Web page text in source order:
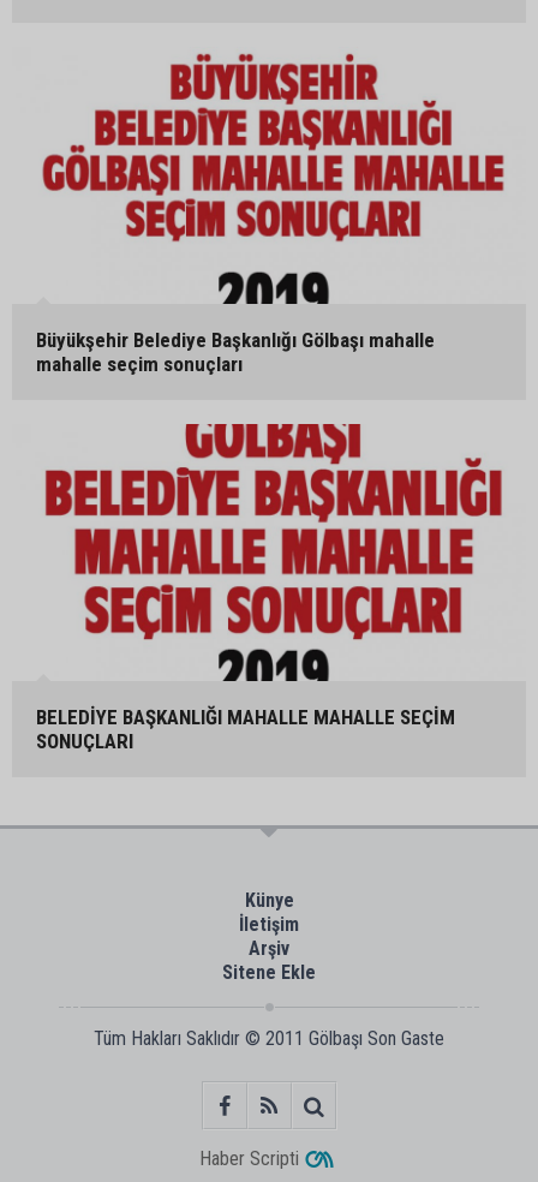
Büyükşehir Belediye Başkanlığı Gölbaşı mahalle
mahalle seçim sonuçları
BELEDİYE BAŞKANLIĞI MAHALLE MAHALLE SEÇİM
SONUÇLARI
Künye
İletişim
Arşiv
Sitene Ekle
Tüm Hakları Saklıdır © 2011 Gölbaşı Son Gaste
Haber Scripti